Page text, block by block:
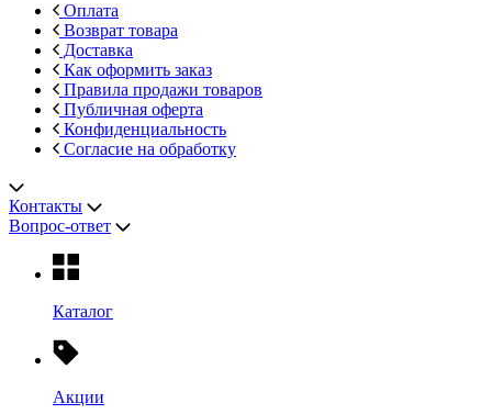
Оплата
Возврат товара
Доставка
Как оформить заказ
Правила продажи товаров
Публичная оферта
Конфиденциальность
Согласие на обработку
Контакты
Вопрос-ответ
Каталог
Акции